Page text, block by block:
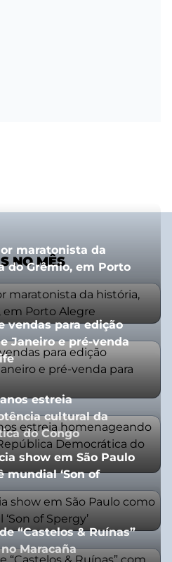
NO MÊS
maratonista da
do Grêmio, em Porto
vendas para edição
Janeiro e pré-venda
estreia
cultural da
do Congo
show em São Paulo
mundial ‘Son of
“Castelos & Ruínas”
Maracaña